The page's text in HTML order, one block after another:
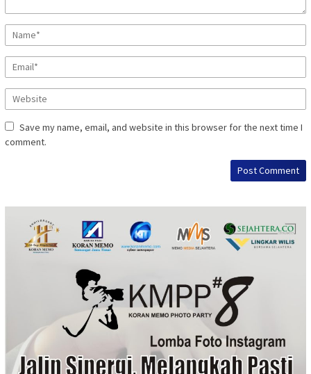
Save my name, email, and website in this browser for the next time I
comment.